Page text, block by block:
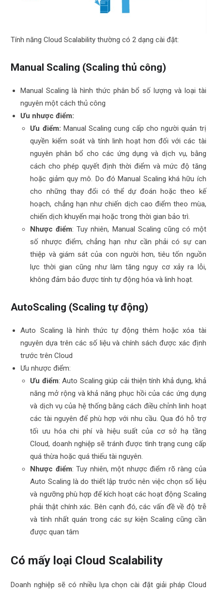
Tính năng Cloud Scalability thường có 2 dạng cài đặt:
Manual Scaling (Scaling thủ công)
Manual Scaling là hình thức phân bổ số lượng và loại tài
nguyên một cách thủ công
Ưu nhược điểm:
Ưu điểm: Manual Scaling cung cấp cho người quản trị
quyền kiểm soát và tính linh hoạt hơn đối với các tài
nguyên phân bổ cho các ứng dụng và dịch vụ, bằng
cách cho phép quyết định thời điểm và mức độ tăng
hoặc giảm quy mô. Do đó Manual Scaling khá hữu ích
cho những thay đổi có thể dự đoán hoặc theo kế
hoạch, chẳng hạn như chiến dịch cao điểm theo mùa,
chiến dịch khuyến mại hoặc trong thời gian bảo trì.
Nhược điểm: Tuy nhiên, Manual Scaling cũng có một
số nhược điểm, chẳng hạn như cần phải có sự can
thiệp và giám sát của con người hơn, tiêu tốn nguồn
lực thời gian cũng như làm tăng nguy cơ xảy ra lỗi,
không đảm bảo được tính tự động hóa và linh hoạt.
AutoScaling (Scaling tự động)
Auto Scaling là hình thức tự động thêm hoặc xóa tài
nguyên dựa trên các số liệu và chính sách được xác định
trước trên Cloud
Ưu nhược điểm:
Ưu điểm: Auto Scaling giúp cải thiện tính khả dụng, khả
năng mở rộng và khả năng phục hồi của các ứng dụng
và dịch vụ của hệ thống bằng cách điều chỉnh linh hoạt
các tài nguyên để phù hợp với nhu cầu. Qua đó hỗ trợ
tối ưu hóa chi phí và hiệu suất của cơ sở hạ tầng
Cloud, doanh nghiệp sẽ tránh được tình trạng cung cấp
quá thừa hoặc quá thiếu tài nguyên.
Nhược điểm: Tuy nhiên, một nhược điểm rõ ràng của
Auto Scaling là do thiết lập trước nên việc chọn số liệu
và ngưỡng phù hợp để kích hoạt các hoạt động Scaling
phải thật chính xác. Bên cạnh đó, các vấn đề về độ trễ
và tính nhất quán trong các sự kiện Scaling cũng cần
được quan tâm
Có mấy loại Cloud Scalability
Doanh nghiệp sẽ có nhiều lựa chọn cài đặt giải pháp Cloud